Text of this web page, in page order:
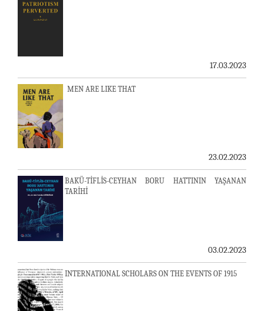
17.03.2023
MEN ARE LIKE THAT
23.02.2023
BAKÜ-TİFLİS-CEYHAN BORU HATTININ YAŞANAN
TARİHİ
03.02.2023
INTERNATIONAL SCHOLARS ON THE EVENTS OF 1915